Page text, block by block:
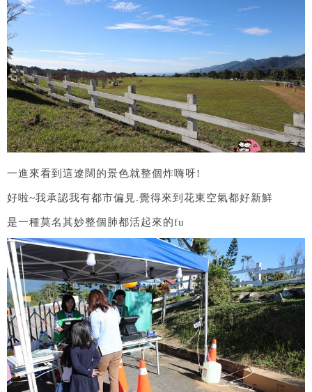
一進來看到這遼闊的景色就整個炸嗨呀!
好啦~我承認我有都市偏見.覺得來到花東空氣都好新鮮
是一種莫名其妙整個肺都活起來的fu